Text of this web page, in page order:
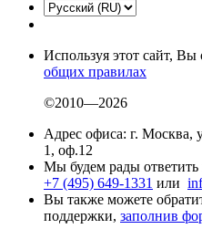
Используя этот сайт, Вы
общих правилах
©2010—2026
Адрес офиса: г. Москва,
1, оф.12
Мы будем рады
+7 (495) 649-1331 или
Вы также можете
поддержки, заполнив